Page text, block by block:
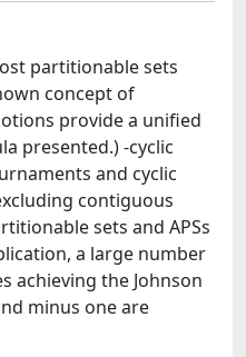
partitionable sets
concept of
provide a unified
presented.) -cyclic
and cyclic
contiguous
sets and APSs
a large number
achieving the Johnson
minus one are